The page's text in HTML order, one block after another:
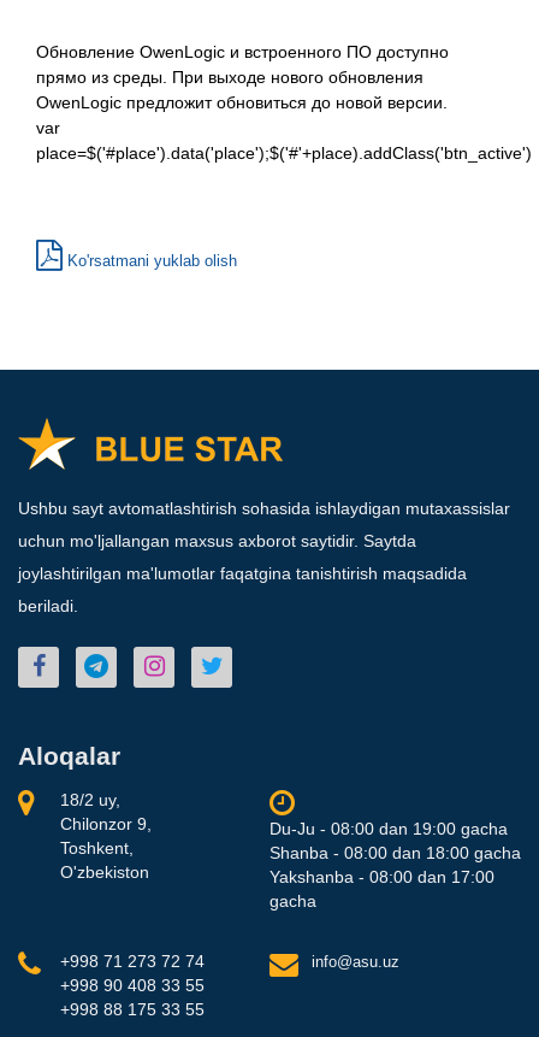
Обновление OwenLogic и встроенного ПО доступно
прямо из среды. При выходе нового обновления
OwenLogic предложит обновиться до новой версии.
var
place=$('#place').data('place');$('#'+place).addClass('btn_active')
Ko'rsatmani yuklab olish
Ushbu sayt avtomatlashtirish sohasida ishlaydigan mutaxassislar
uchun mo'ljallangan maxsus axborot saytidir. Saytda
joylashtirilgan ma'lumotlar faqatgina tanishtirish maqsadida
beriladi.
Aloqalar
18/2 uy,
Chilonzor 9,
Toshkent,
O'zbekiston
Du-Ju - 08:00 dan 19:00 gacha
Shanba - 08:00 dan 18:00 gacha
Yakshanba - 08:00 dan 17:00
gacha
+998 71 273 72 74
+998 90 408 33 55
+998 88 175 33 55
info@asu.uz